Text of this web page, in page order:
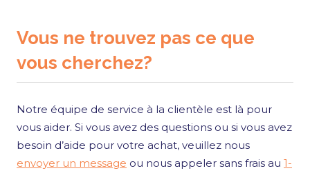
Vous ne trouvez pas ce que
vous cherchez?
Notre équipe de service à la clientèle est là pour
vous aider. Si vous avez des questions ou si vous avez
besoin d’aide pour votre achat, veuillez nous
envoyer un message ou nous appeler sans frais au 1-